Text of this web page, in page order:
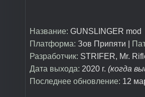
Название: GUNSLINGER mod
Платформа: Зов Припяти |
Разработчик: STRIFER, Mr.
Дата выхода: 2020 г. (когда
Последнее обновление: 12